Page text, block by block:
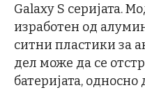
Galaxy S серијата.
изработен од
ситни пластики за
дел може да се
батеријата,